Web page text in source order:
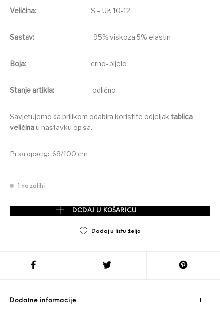
Veličina: S – UK 10-12
Sastav: 95% viskoza 5% elastin
Boja: crno- bijelo
Stanje artikla: odlično
Savjetujemo da prilikom odabira koristite odjeljaktablica
veličinau nastavku opisa.
Prsa opseg: 68/100 cm
1 na zalihi
PRIMATK majica - top vel. 36/38-S/M količina
DODAJ U KOŠARICU
Dodaj u listu želja
Dodatne informacije